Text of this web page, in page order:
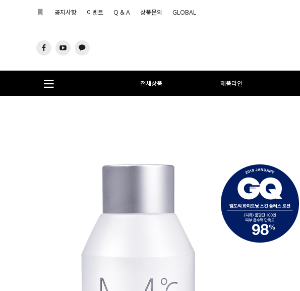
공지사항 이벤트 Q & A 상품문의 GLOBAL
전체상품 제품라인